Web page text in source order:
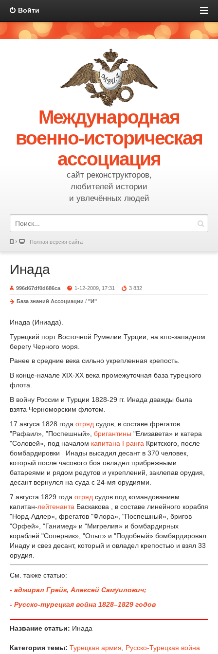
Войти
Международная
военно-историческая
ассоциация
сайт реконструкторов,
любителей истории
и увлечённых людей
Полная версия сайта
Инада
996d67df0d686ca 1-12-2009, 17:31 3 832
База знаний Ассоциации / "И"
Инада (Иниада).
Турецкий порт Восточной Румелии Турции, на юго-западном
берегу Черного моря.
Ранее в средние века сильно укрепленная крепость.
В конце-начале XIX-XX века промежуточная база турецкого
флота.
В войну России и Турции 1828-29 гг. Инада дважды была
взята Черноморским флотом.
17 авгуса 1828 года отряд судов, в составе фрегатов
"Рафаил», "Поспешный», бригантины "Елизавета» и катера
"Соловей», под началом капитана I ранга Критского, после
бомбардировки Инады высадил десант в 370 человек,
который после часового боя овладел прибрежными
батареями и рядом редутов и укреплений, заклепав орудия,
десант вернулся на суда с 24-мя орудиями.
7 августа 1829 года отряд судов под командованием
капитан-лейтенанта Баскакова , в составе линейного корабля
"Норд-Адлер», фрегатов "Флора», "Поспешный», бригов
"Орфей», "Ганимед» и "Мигрелия» и бомбардирных
кораблей "Соперник», "Опыт» и "Подобный» бомбардировал
Инаду и свез десант, который и овладел крепостью и взял 33
орудия.
См. также статью:
- адмирал Грейг, Алексей Самуилович;
- Русско-турецкая война 1828–1829 годов
Название статьи: Инада
Категория темы: Турецкая армия
Русско-Турецкая война